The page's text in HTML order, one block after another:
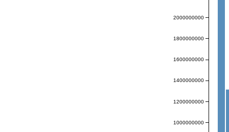
1000000000
1200000000
1400000000
1600000000
1800000000
2000000000